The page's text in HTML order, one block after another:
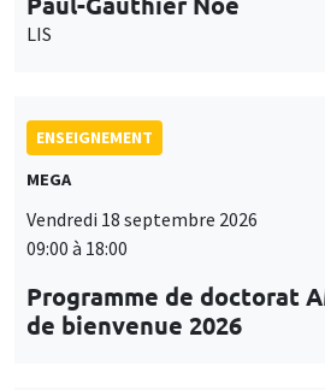
LIS
ENSEIGNEMENT
MEGA
Vendredi 18 septembre 2026
09:00 à 18:00
Programme de doctorat
de bienvenue 2026